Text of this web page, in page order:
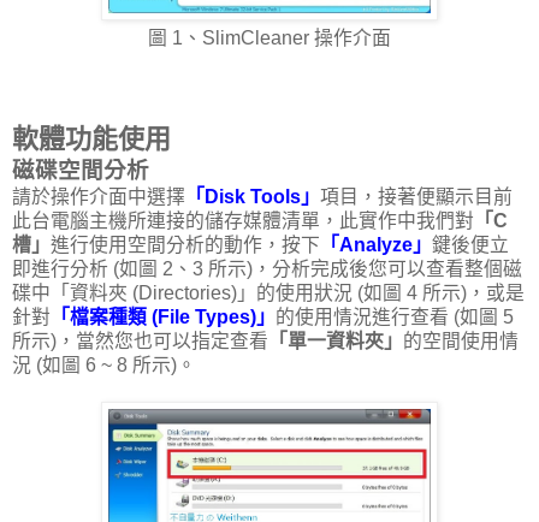
圖 1、SlimCleaner 操作介面
軟體功能使用
磁碟空間分析
請於操作介面中選擇 「Disk Tools」 項目，接著便顯示目前
此台電腦主機所連接的儲存媒體清單，此實作中我們對 「C
槽」 進行使用空間分析的動作，按下 「Analyze」 鍵後便立
即進行分析 (如圖 2、3 所示)，分析完成後您可以查看整個磁
碟中「資料夾 (Directories)」的使用狀況 (如圖 4 所示)，或是
針對 「檔案種類 (File Types)」 的使用情況進行查看 (如圖 5
所示)，當然您也可以指定查看 「單一資料夾」 的空間使用情
況 (如圖 6 ~ 8 所示)。